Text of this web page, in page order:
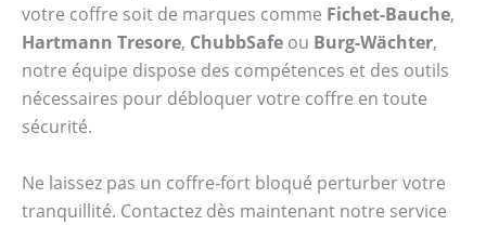
votre coffre soit de marques comme Fichet-Bauche,
Hartmann Tresore, ChubbSafe ou Burg-Wächter,
notre équipe dispose des compétences et des outils
nécessaires pour débloquer votre coffre en toute
sécurité.
Ne laissez pas un coffre-fort bloqué perturber votre
tranquillité. Contactez dès maintenant notre service